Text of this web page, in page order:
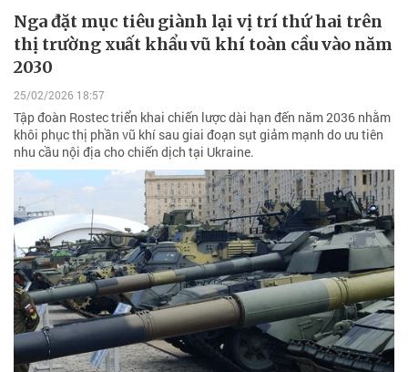
Nga đặt mục tiêu giành lại vị trí thứ hai trên
thị trường xuất khẩu vũ khí toàn cầu vào năm
2030
25/02/2026 18:57
Tập đoàn Rostec triển khai chiến lược dài hạn đến năm 2036 nhằm
khôi phục thị phần vũ khí sau giai đoạn sụt giảm mạnh do ưu tiên
nhu cầu nội địa cho chiến dịch tại Ukraine.